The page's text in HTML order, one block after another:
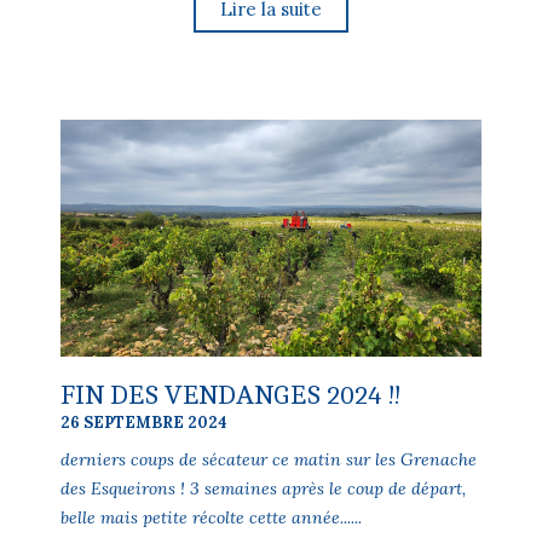
Lire la suite
FIN DES VENDANGES 2024 !!
26 SEPTEMBRE 2024
derniers coups de sécateur ce matin sur les Grenache
des Esqueirons ! 3 semaines après le coup de départ,
belle mais petite récolte cette année......